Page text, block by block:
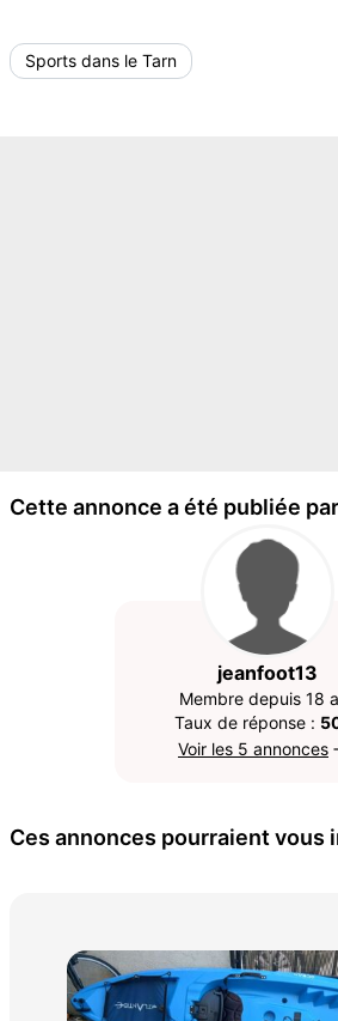
Sports dans le Tarn
Cette annonce a été publiée par
jeanfoot13
Membre depuis 18
Taux de réponse :
Voir les 5 annonces
Ces annonces pourraient vous